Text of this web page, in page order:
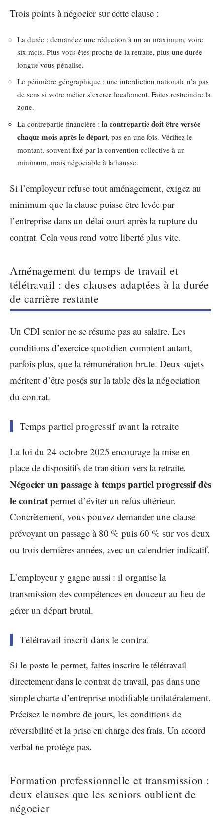
Trois points à négocier sur cette clause :
La durée : demandez une réduction à un an maximum, voire
six mois. Plus vous êtes proche de la retraite, plus une durée
longue vous pénalise.
Le périmètre géographique : une interdiction nationale n’a pas
de sens si votre métier s’exerce localement. Faites restreindre la
zone.
La contrepartie financière : la contrepartie doit être versée
chaque mois après le départ, pas en une fois. Vérifiez le
montant, souvent fixé par la convention collective à un
minimum, mais négociable à la hausse.
Si l’employeur refuse tout aménagement, exigez au
minimum que la clause puisse être levée par
l’entreprise dans un délai court après la rupture du
contrat. Cela vous rend votre liberté plus vite.
Aménagement du temps de travail et
télétravail : des clauses adaptées à la durée
de carrière restante
Un CDI senior ne se résume pas au salaire. Les
conditions d’exercice quotidien comptent autant,
parfois plus, que la rémunération brute. Deux sujets
méritent d’être posés sur la table dès la négociation
du contrat.
Temps partiel progressif avant la retraite
La loi du 24 octobre 2025 encourage la mise en
place de dispositifs de transition vers la retraite.
Négocier un passage à temps partiel progressif dès
le contrat permet d’éviter un refus ultérieur.
Concrètement, vous pouvez demander une clause
prévoyant un passage à 80 % puis 60 % sur vos deux
ou trois dernières années, avec un calendrier indicatif.
L’employeur y gagne aussi : il organise la
transmission des compétences en douceur au lieu de
gérer un départ brutal.
Télétravail inscrit dans le contrat
Si le poste le permet, faites inscrire le télétravail
directement dans le contrat de travail, pas dans une
simple charte d’entreprise modifiable unilatéralement.
Précisez le nombre de jours, les conditions de
réversibilité et la prise en charge des frais. Un accord
verbal ne protège pas.
Formation professionnelle et transmission :
deux clauses que les seniors oublient de
négocier